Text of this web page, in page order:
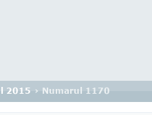
2015 › Numarul 1170